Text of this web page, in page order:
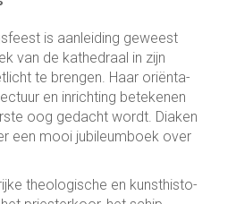
is aan­lei­ding geweest
van de ka­the­draal in zijn
te brengen. Haar ori­ën­ta­
en inrich­ting betekenen
oog gedacht wordt. Diaken
een mooi jubileum­boek over
theo­lo­gische en kunst­his­to­